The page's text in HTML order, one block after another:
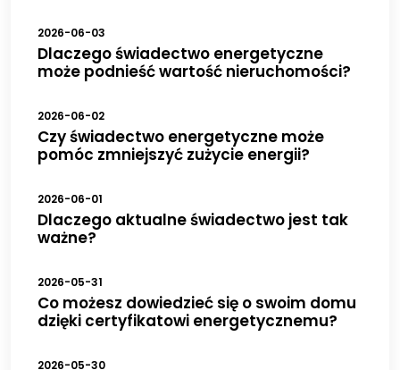
2026-06-03
Dlaczego świadectwo energetyczne
może podnieść wartość nieruchomości?
2026-06-02
Czy świadectwo energetyczne może
pomóc zmniejszyć zużycie energii?
2026-06-01
Dlaczego aktualne świadectwo jest tak
ważne?
2026-05-31
Co możesz dowiedzieć się o swoim domu
dzięki certyfikatowi energetycznemu?
2026-05-30